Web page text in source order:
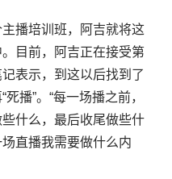
播培训班，阿吉就将这
目前，阿吉正在接受第
表示，到这以后找到了
播”。“每一场播之前，
什么，最后收尾做些什
直播我需要做什么内